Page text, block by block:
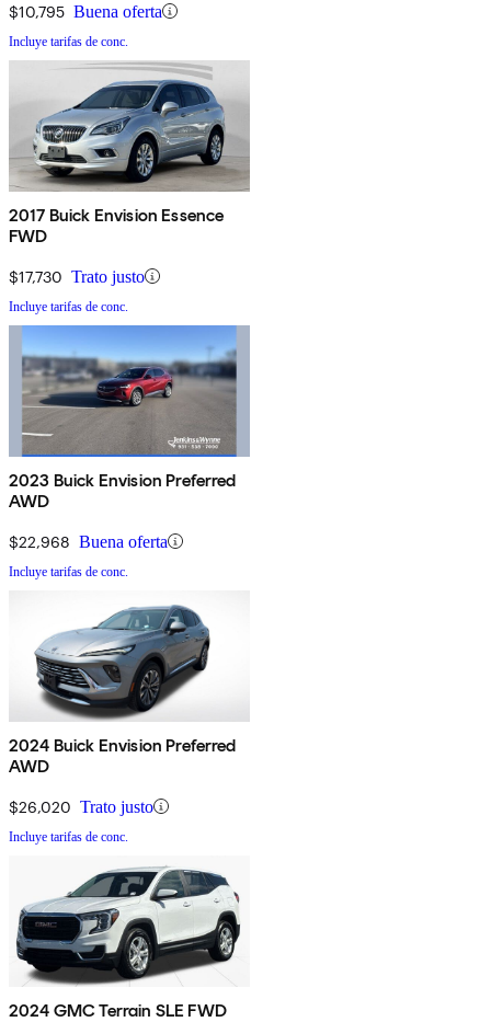
$10,795 Buena oferta
Incluye tarifas de conc.
2017 Buick Envision Essence
FWD
$17,730 Trato justo
Incluye tarifas de conc.
2023 Buick Envision Preferred
AWD
$22,968 Buena oferta
Incluye tarifas de conc.
2024 Buick Envision Preferred
AWD
$26,020 Trato justo
Incluye tarifas de conc.
2024 GMC Terrain SLE FWD